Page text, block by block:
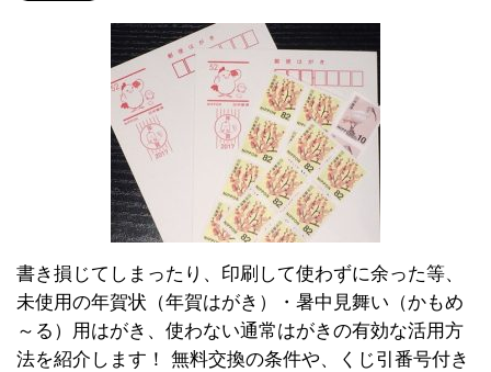
書き損じてしまったり、印刷して使わずに余った等、
未使用の年賀状（年賀はがき）・暑中見舞い（かもめ
～る）用はがき、使わない通常はがきの有効な活用方
法を紹介します！ 無料交換の条件や、くじ引番号付き